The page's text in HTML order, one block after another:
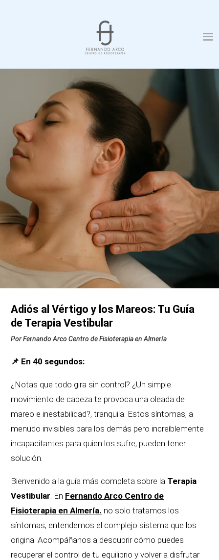
Adiós al Vértigo y los Mareos: Tu Guía
de Terapia Vestibular
Por Fernando Arco Centro de Fisioterapia en Almería
📌 En 40 segundos:
¿Notas que todo gira sin control? ¿Un simple
movimiento de cabeza te provoca una oleada de
mareo e inestabilidad?, tranquila. Estos síntomas, a
menudo invisibles para los demás pero increíblemente
incapacitantes para quien los sufre, pueden tener
solución.
Bienvenido a la guía más completa sobre la Terapia
Vestibular. En Fernando Arco Centro de
Fisioterapia en Almería. no solo tratamos los
síntomas; entendemos el complejo sistema que los
origina. Acompáñanos a descubrir cómo puedes
recuperar el control de tu equilibrio y volver a disfrutar